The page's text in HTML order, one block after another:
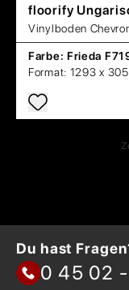
floorify
Vinylboden
Farbe: Frieda
Format: 1293 x
Du hast
0 45 02